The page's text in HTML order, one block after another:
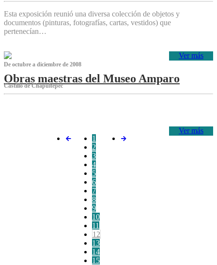
Esta exposición reunió una diversa colección de objetos y
documentos (pinturas, fotografías, cartas, vestidos) que
pertenecían…
Ver más
De octubre a diciembre de 2008
Obras maestras del Museo Amparo
Castillo de Chapultepec
Ver más
1
2
3
4
5
6
7
8
9
10
11
12
13
14
15